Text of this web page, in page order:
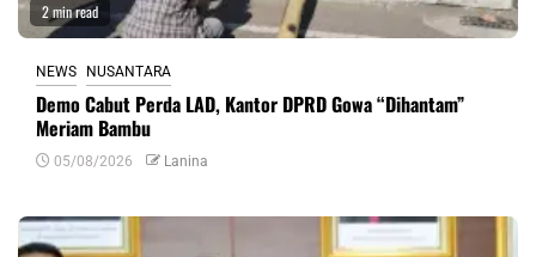
2 min read
NEWS NUSANTARA
Demo Cabut Perda LAD, Kantor DPRD Gowa “Dihantam”
Meriam Bambu
05/08/2026 Lanina